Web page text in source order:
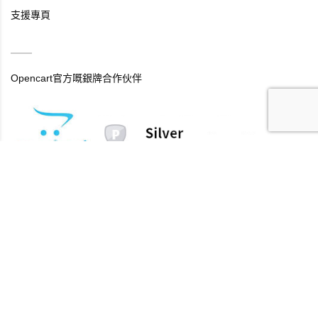
支援專頁
Opencart官方嘅銀牌合作伙伴